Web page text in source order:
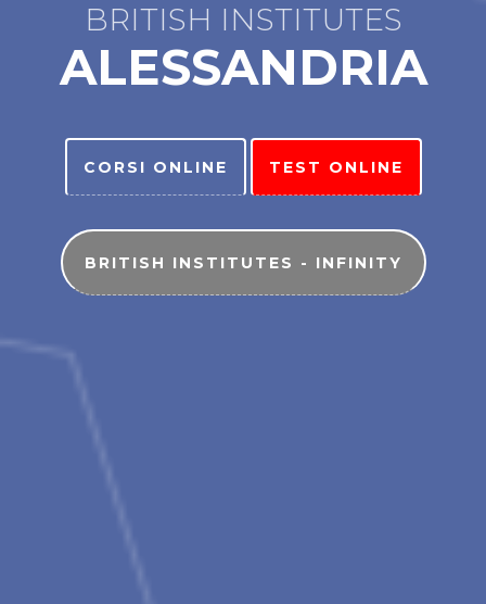
BRITISH INSTITUTES
ALESSANDRIA
CORSI ONLINE TEST ONLINE
BRITISH INSTITUTES - INFINITY